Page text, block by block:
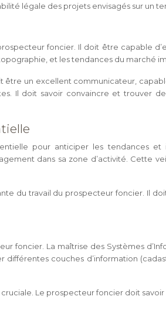
légale des projets envisagés sur un
foncier. Il doit être capable
et les tendances du marché
un excellent communicateur,
Il doit savoir convaincre et trouver
pour anticiper les tendances
dans sa zone d’activité. Cette
du travail du prospecteur foncier. Il
foncier. La maîtrise des Systèmes
couches d’information
Le prospecteur foncier doit